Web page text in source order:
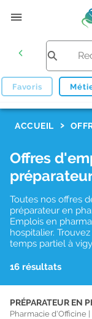
Favoris
ACCUEIL
Offres
Toutes nos offres
préparateur en
Emplois en
hospitalier.
temps partiel à
16 résultats
PRÉPARATEUR EN
Pharmacie d'Officine